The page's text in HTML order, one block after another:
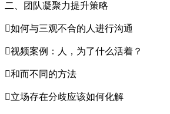
二、团队凝聚力提升策略
如何与三观不合的人进行沟通
视频案例：人，为了什么活着？
和而不同的方法
立场存在分歧应该如何化解